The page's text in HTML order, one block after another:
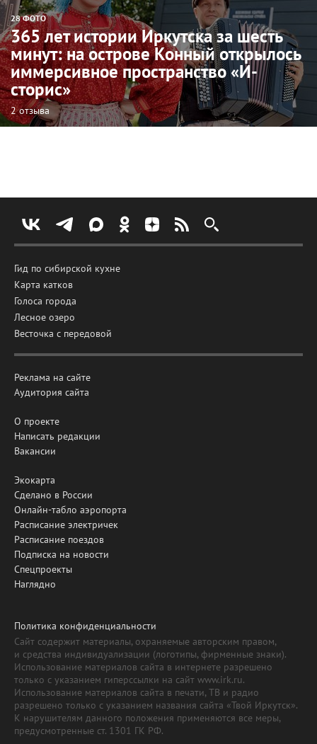
28 ФОТО
365 лет истории Иркутска за шесть
минут: на острове Конный открылось
иммерсивное пространство «И-
сторис»
2 отзыва
Гид по сибирской кухне
Карта катков
Голоса города
Лесное озеро
Весточка с передовой
Реклама на сайте
Аудитория сайта
О проекте
Написать редакции
Вакансии
Экокарта
Сделано в России
Онлайн-табло аэропорта
Расписание электричек
Расписание поездов
Подписка на новости
Спецпроекты
Наглядно
Политика конфиденциальности
Сайт содержит материалы, охраняемые авторским правом,
и средства индивидуализации (логотипы, фирменные знаки).
Использование материалов сайта в интернете разрешено
только с указанием гиперссылки на сайт www.irk.ru.
Использование материалов сайта в печати, ТВ и радио
разрешено только с указанием названия сайта «Твой Иркутск».
К нарушителям данного положения применяются все меры,
предусмотренные ст. 1301 ГК РФ.